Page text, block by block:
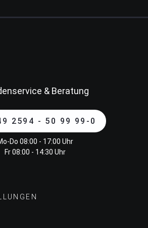
& Beratung
2594 - 50 99 99-0
Do 08:00 - 17:00 Uhr
Fr 08:00 - 14:30 Uhr